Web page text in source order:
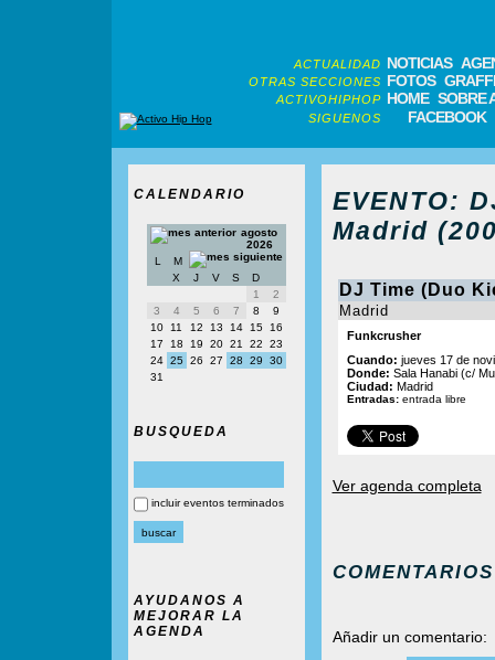
ACTUALIDAD NOTICIAS
OTRAS SECCIONES FOTOS
ACTIVOHIPHOP HOME SOBRE
SIGUENOS FACEBOOK
CALENDARIO
agosto
2026
L
M
X
J V S
D
1
2
3
4 5 6 7 8
9
10
11 12 13 14 15
16
17
18 19 20 21 22
23
24 25 26 27 28 29
30
31
BUSQUEDA
incluir eventos terminados
AYUDANOS A
MEJORAR LA
AGENDA
EVENTO:
Madrid
DJ Time (Duo
Madrid
Funkcrusher
Cuando: jueves 17 de
Donde: Sala Hanabi (c/
Ciudad: Madrid
Entradas: entrada libre
Ver agenda completa
COMENTARIOS
Añadir un comentario: